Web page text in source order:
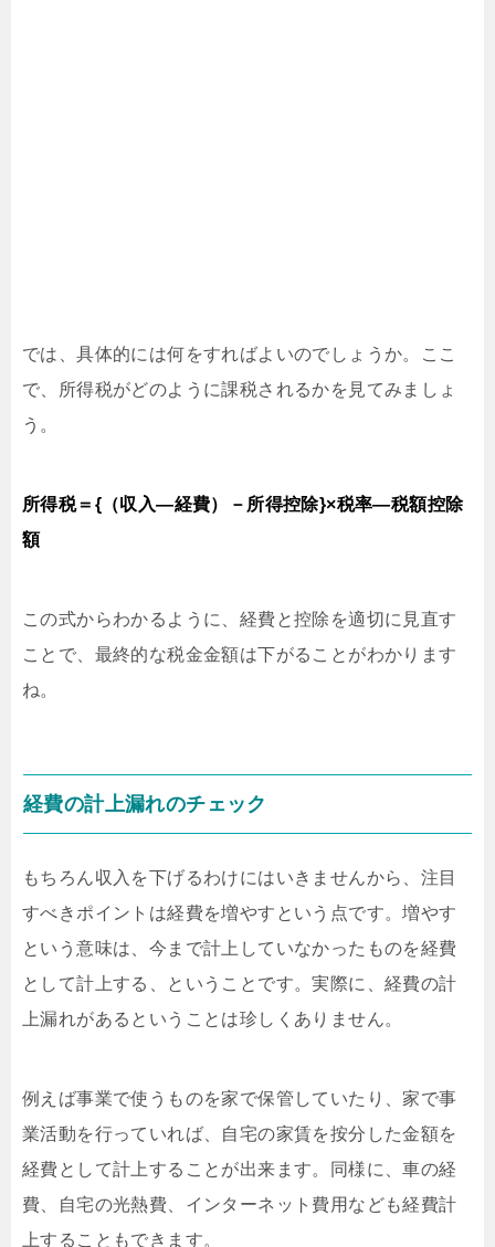
では、具体的には何をすればよいのでしょうか。ここ
で、所得税がどのように課税されるかを見てみましょ
う。
所得税＝{（収入―経費）－所得控除}×税率―税額控除
額
この式からわかるように、経費と控除を適切に見直す
ことで、最終的な税金金額は下がることがわかります
ね。
経費の計上漏れのチェック
もちろん収入を下げるわけにはいきませんから、注目
すべきポイントは経費を増やすという点です。増やす
という意味は、今まで計上していなかったものを経費
として計上する、ということです。実際に、経費の計
上漏れがあるということは珍しくありません。
例えば事業で使うものを家で保管していたり、家で事
業活動を行っていれば、自宅の家賃を按分した金額を
経費として計上することが出来ます。同様に、車の経
費、自宅の光熱費、インターネット費用なども経費計
上することもできます。